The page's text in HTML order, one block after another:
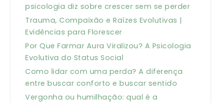
psicologia diz sobre crescer sem se perder
Trauma, Compaixão e Raízes Evolutivas |
Evidências para Florescer
Por Que Farmar Aura Viralizou? A Psicologia
Evolutiva do Status Social
Como lidar com uma perda? A diferença
entre buscar conforto e buscar sentido
Vergonha ou humilhação: qual é a